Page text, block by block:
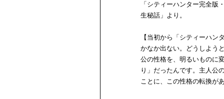
「シティーハンター完全版
生秘話」より。
【当初から「シティーハ
かなか出ない。どうしよう
公の性格を、明るいものに
り」だったんです。主人公
ことに、この性格の転換が